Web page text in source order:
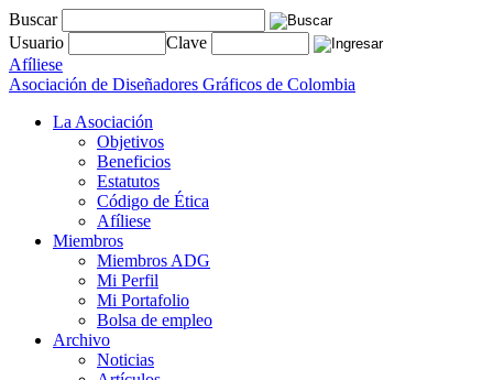
Buscar
Usuario
Clave
Afíliese
Asociación de Diseñadores Gráficos de Colombia
La Asociación
Objetivos
Beneficios
Estatutos
Código de Ética
Afíliese
Miembros
Miembros ADG
Mi Perfil
Mi Portafolio
Bolsa de empleo
Archivo
Noticias